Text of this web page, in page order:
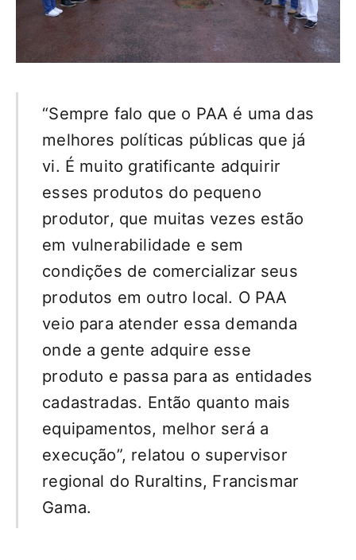
“Sempre falo que o PAA é uma das
melhores políticas públicas que já
vi. É muito gratificante adquirir
esses produtos do pequeno
produtor, que muitas vezes estão
em vulnerabilidade e sem
condições de comercializar seus
produtos em outro local. O PAA
veio para atender essa demanda
onde a gente adquire esse
produto e passa para as entidades
cadastradas. Então quanto mais
equipamentos, melhor será a
execução”, relatou o supervisor
regional do Ruraltins, Francismar
Gama.